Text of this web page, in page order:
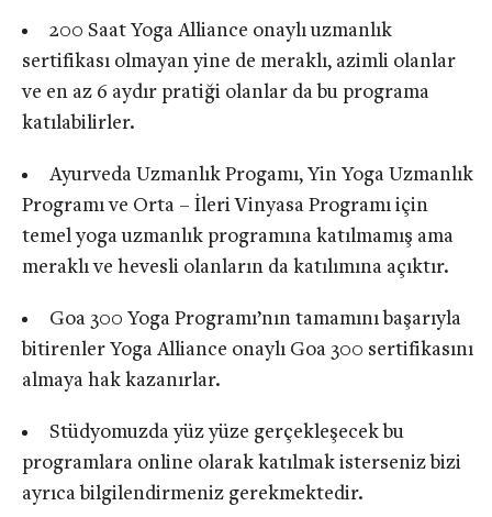
200 Saat Yoga Alliance onaylı uzmanlık
sertifikası olmayan yine de meraklı, azimli olanlar
ve en az 6 aydır pratiği olanlar da bu programa
katılabilirler.
Ayurveda Uzmanlık Progamı, Yin Yoga Uzmanlık
Programı ve Orta – İleri Vinyasa Programı için
temel yoga uzmanlık programına katılmamış ama
meraklı ve hevesli olanların da katılımına açıktır.
Goa 300 Yoga Programı’nın tamamını başarıyla
bitirenler Yoga Alliance onaylı Goa 300 sertifikasını
almaya hak kazanırlar.
Stüdyomuzda yüz yüze gerçekleşecek bu
programlara online olarak katılmak isterseniz bizi
ayrıca bilgilendirmeniz gerekmektedir.